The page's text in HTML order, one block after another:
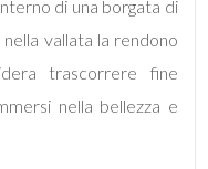
di una borgata di
vallata la rendono
trascorrere fine
nella bellezza e